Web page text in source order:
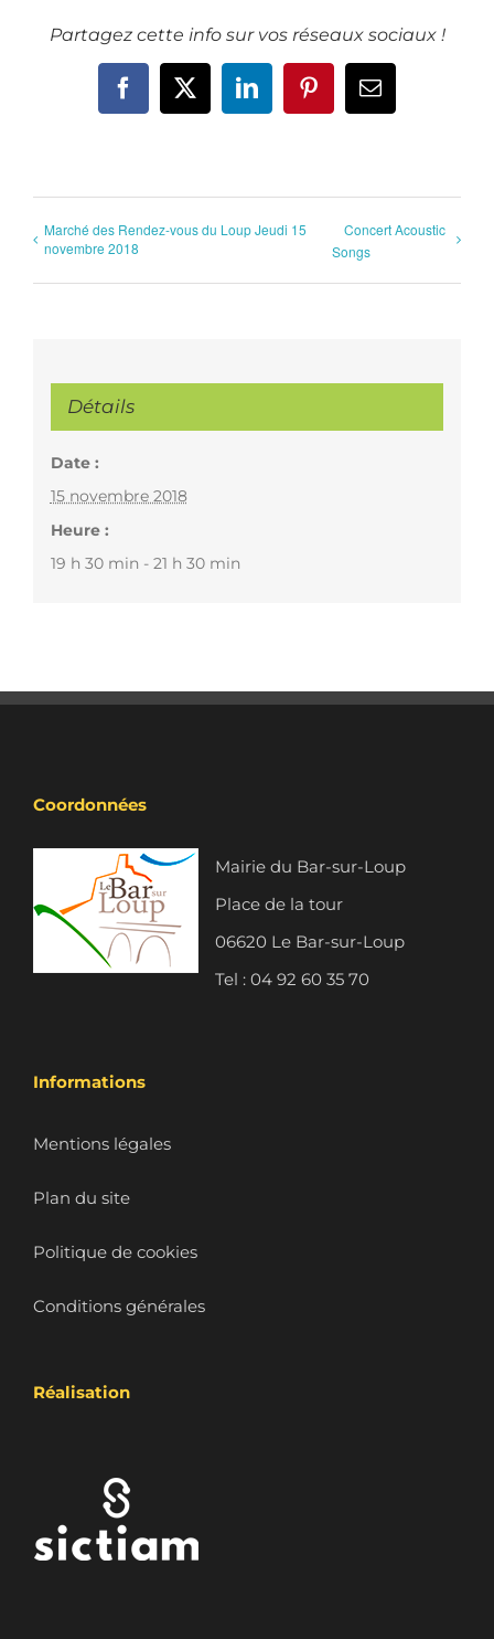
Partagez cette info sur vos réseaux sociaux !
Facebook
X LinkedInPinterestEmail
Marché des Rendez-vous du Loup Jeudi 15
novembre 2018
Concert Acoustic
Songs
Détails
Date :
15 novembre 2018
Heure :
19 h 30 min - 21 h 30 min
Coordonnées
Mairie du Bar-sur-Loup
Place de la tour
06620 Le Bar-sur-Loup
Tel : 04 92 60 35 70
Informations
Mentions légales
Plan du site
Politique de cookies
Conditions générales
Réalisation